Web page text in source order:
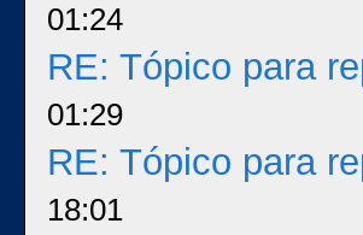
01:24
RE: Tópico para
01:29
RE: Tópico para
18:01